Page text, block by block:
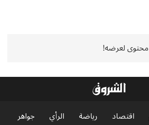
محتوى لعرضه!
اقتصاد رياضة الرأي
جواهر